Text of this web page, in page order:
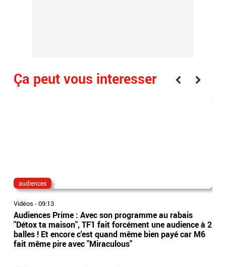
Ça peut vous interesser
audiences
Vidéos -09:13
Audiences Prime : Avec son programme au rabais
"Détox ta maison", TF1 fait forcément une audience à 2
balles ! Et encore c'est quand même bien payé car M6
fait même pire avec "Miraculous"